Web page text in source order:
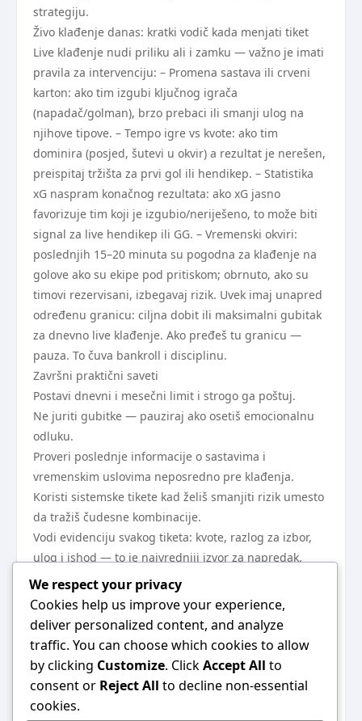
strategiju.
Živo klađenje danas: kratki vodič kada menjati tiket
Live klađenje nudi priliku ali i zamku — važno je imati
pravila za intervenciju: – Promena sastava ili crveni
karton: ako tim izgubi ključnog igrača
(napadač/golman), brzo prebaci ili smanji ulog na
njihove tipove. – Tempo igre vs kvote: ako tim
dominira (posjed, šutevi u okvir) a rezultat je nerešen,
preispitaj tržišta za prvi gol ili hendikep. – Statistika
xG naspram konačnog rezultata: ako xG jasno
favorizuje tim koji je izgubio/neriješeno, to može biti
signal za live hendikep ili GG. – Vremenski okviri:
poslednjih 15–20 minuta su pogodna za klađenje na
golove ako su ekipe pod pritiskom; obrnuto, ako su
timovi rezervisani, izbegavaj rizik. Uvek imaj unapred
određenu granicu: ciljna dobit ili maksimalni gubitak
za dnevno live klađenje. Ako pređeš tu granicu —
pauza. To čuva bankroll i disciplinu.
Završni praktični saveti
Postavi dnevni i mesečni limit i strogo ga poštuj.
Ne juriti gubitke — pauziraj ako osetiš emocionalnu
odluku.
Proveri poslednje informacije o sastavima i
vremenskim uslovima neposredno pre klađenja.
Koristi sistemske tikete kad želiš smanjiti rizik umesto
da tražiš čudesne kombinacije.
Vodi evidenciju svakog tiketa: kvote, razlog za izbor,
ulog i ishod — to je najvredniji izvor za napredak.
Odmor i distanca posle lošeg niza često donose bolje
odluke nego pokušaj „brze“ nadoknade.
Poslednje napomene pre slanja tiketa
Pristupaj klađenju kao aktivnosti koja zahteva plan,
disciplinu i stalno učenje. Fokus na procesu —
analiza, upravljanje ulozima i vođenje evidencije —
dugoročno je vredniji od jedne velike dobitne
We respect your privacy
Cookies help us improve your experience,
deliver personalized content, and analyze
traffic. You can choose which cookies to allow
by clicking Customize. ClickAccept All to
consent or Reject All to decline non-essential
cookies.